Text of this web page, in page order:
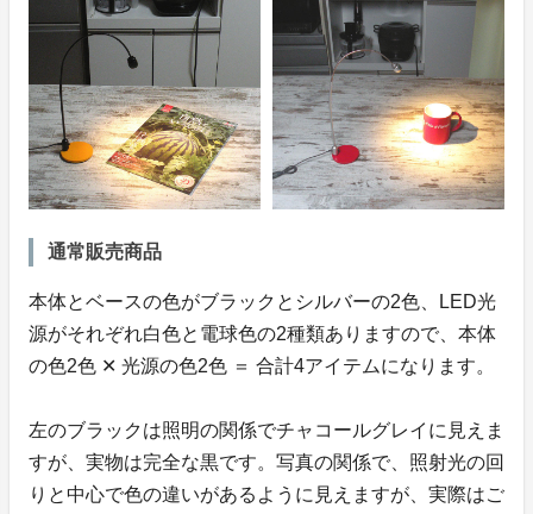
通常販売商品
本体とベースの色がブラックとシルバーの2色、LED光
源がそれぞれ白色と電球色の2種類ありますので、本体
の色2色 ✕ 光源の色2色 ＝ 合計4アイテムになります。
左のブラックは照明の関係でチャコールグレイに見えま
すが、実物は完全な黒です。写真の関係で、照射光の回
りと中心で色の違いがあるように見えますが、実際はご